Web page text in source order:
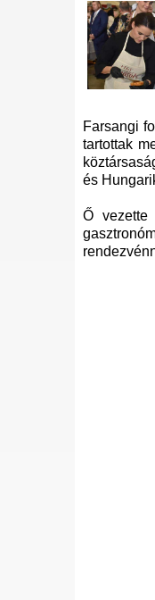
Farsangi
tartottak
és
Ő vezette